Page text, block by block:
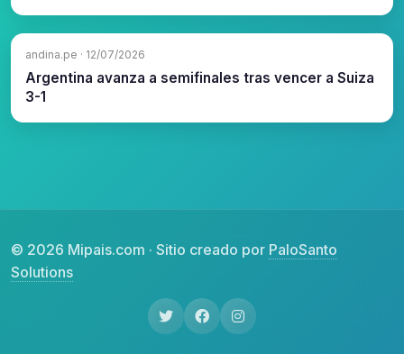
andina.pe · 12/07/2026
Argentina avanza a semifinales tras vencer a Suiza
3-1
© 2026 Mipais.com · Sitio creado por PaloSanto
Solutions